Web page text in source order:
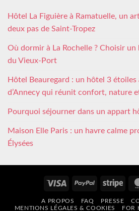
Hôtel La Figuière à Ramatuelle, un
deux pas de Saint-Tropez
Où dormir à La Rochelle ? Choisir
du Vieux-Port
Hôtel Beauregard : un hôtel 3 étoiles
d’Annecy qui réunit confort, nature
Pourquoi séjourner dans un appart
Maison Elle Paris : un havre calme
Élysées
Visa PayPal
A PROPOS FAQ PRESSE
MENTIONS LÉGALES & COOKIES
FOR